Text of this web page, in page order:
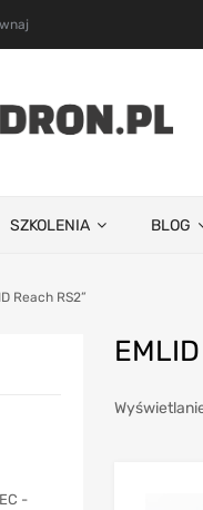
SZKOLENIA BLOG
Reach RS2”
-